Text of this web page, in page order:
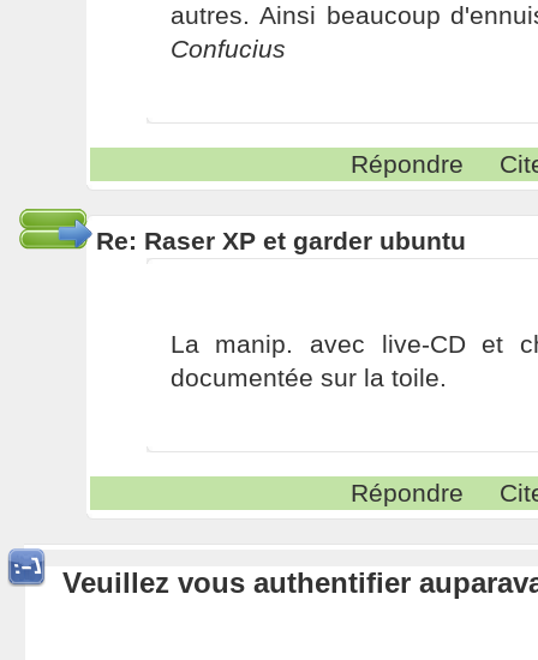
autres. Ainsi beaucoup
Confucius
Répondre
Re: Raser XP et garder ubuntu
La manip. avec live-CD et
documentée sur la toile.
Répondre
Veuillez vous authentifier